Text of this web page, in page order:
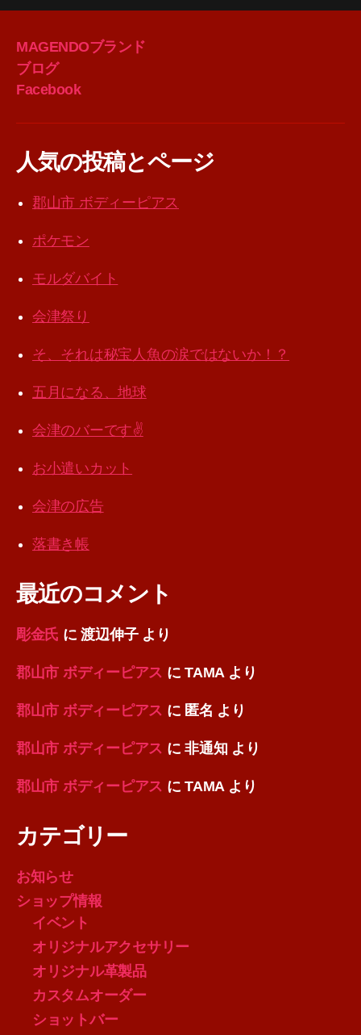
MAGENDOブランド
ブログ
Facebook
人気の投稿とページ
郡山市 ボディーピアス
ポケモン
モルダバイト
会津祭り
そ、それは秘宝人魚の涙ではないか！？
五月になる、地球
会津のバーです✌️
お小遣いカット
会津の広告
落書き帳
最近のコメント
彫金氏 に渡辺伸子より
郡山市 ボディーピアス にTAMAより
郡山市 ボディーピアス に 匿名 より
郡山市 ボディーピアス に非通知 より
郡山市 ボディーピアス にTAMAより
カテゴリー
お知らせ
ショップ情報
イベント
オリジナルアクセサリー
オリジナル革製品
カスタムオーダー
ショットバー